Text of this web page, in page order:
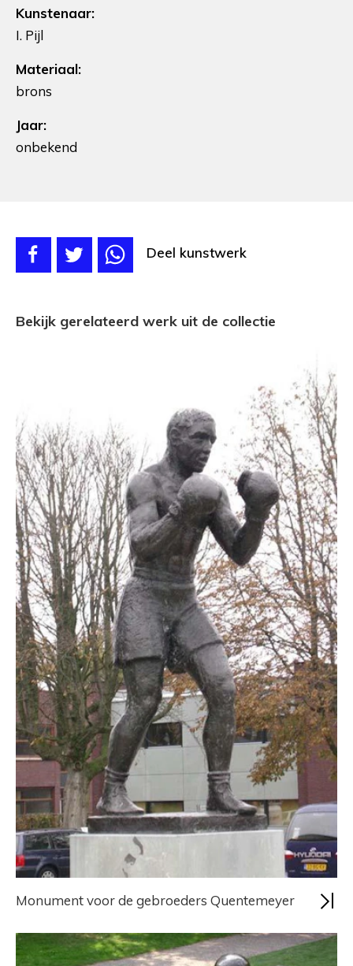
Kunstenaar:
I. Pijl
Materiaal:
brons
Jaar:
onbekend
Deel kunstwerk
Bekijk gerelateerd werk uit de collectie
Monument voor de gebroeders Quentemeyer